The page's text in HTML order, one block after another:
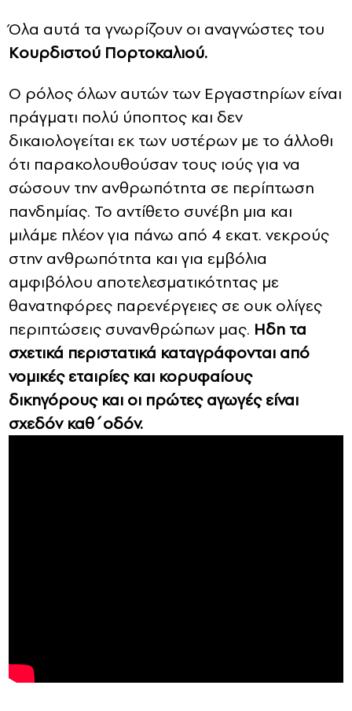
Όλα αυτά τα γνωρίζουν οι αναγνώστες του
Κουρδιστού Πορτοκαλιού.
Ο ρόλος όλων αυτών των Εργαστηρίων είναι
πράγματι πολύ ύποπτος και δεν
δικαιολογείται εκ των υστέρων με το άλλοθι
ότι παρακολουθούσαν τους ιούς για να
σώσουν την ανθρωπότητα σε περίπτωση
πανδημίας. Το αντίθετο συνέβη μια και
μιλάμε πλέον για πάνω από 4 εκατ. νεκρούς
στην ανθρωπότητα και για εμβόλια
αμφιβόλου αποτελεσματικότητας με
θανατηφόρες παρενέργειες σε ουκ ολίγες
περιπτώσεις συνανθρώπων μας. Ηδη τα
σχετικά περιστατικά καταγράφονται από
νομικές εταιρίες και κορυφαίους
δικηγόρους και οι πρώτες αγωγές είναι
σχεδόν καθ΄οδόν.